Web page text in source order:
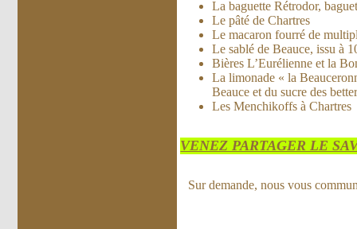
La baguette Rétrodor,
Le pâté de Chartres
Le macaron fourré de
Le sablé de Beauce, issu à
Bières L’Eurélienne et la
La limonade « la
Beauce et du sucre des
Les Menchikoffs à Chartres
VENEZ PARTAGER LE
Sur demande, nous vous